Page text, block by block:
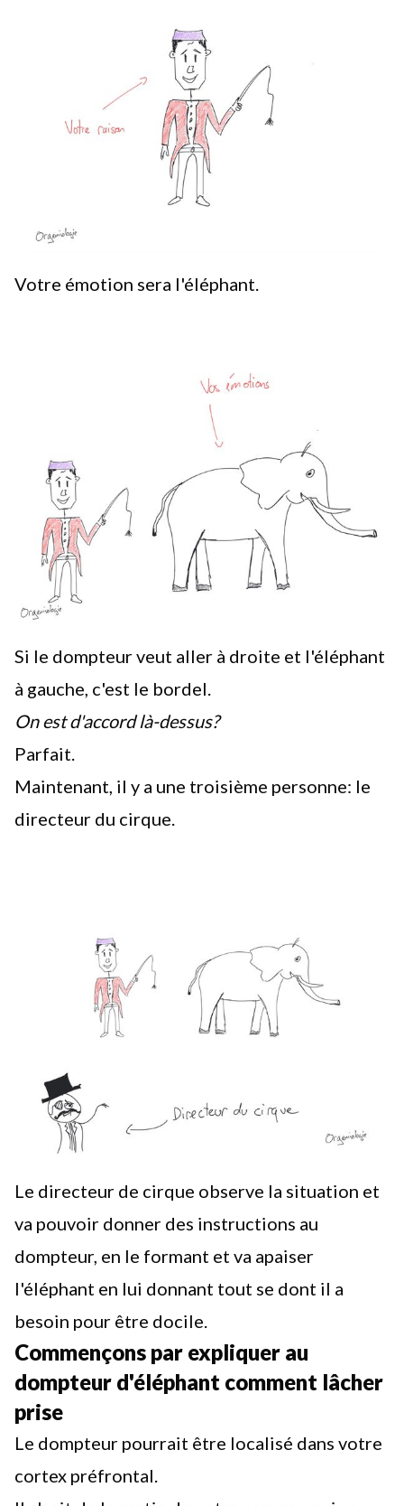
Votre émotion sera l'éléphant.
Si le dompteur veut aller à droite et l'éléphant
à gauche, c'est le bordel.
On est d'accord là-dessus?
Parfait.
Maintenant, il y a une troisième personne: le
directeur du cirque.
Le directeur de cirque observe la situation et
va pouvoir donner des instructions au
dompteur, en le formant et va apaiser
l'éléphant en lui donnant tout se dont il a
besoin pour être docile.
Commençons par expliquer au
dompteur d'éléphant comment lâcher
prise
Le dompteur pourrait être localisé dans votre
cortex préfrontal.